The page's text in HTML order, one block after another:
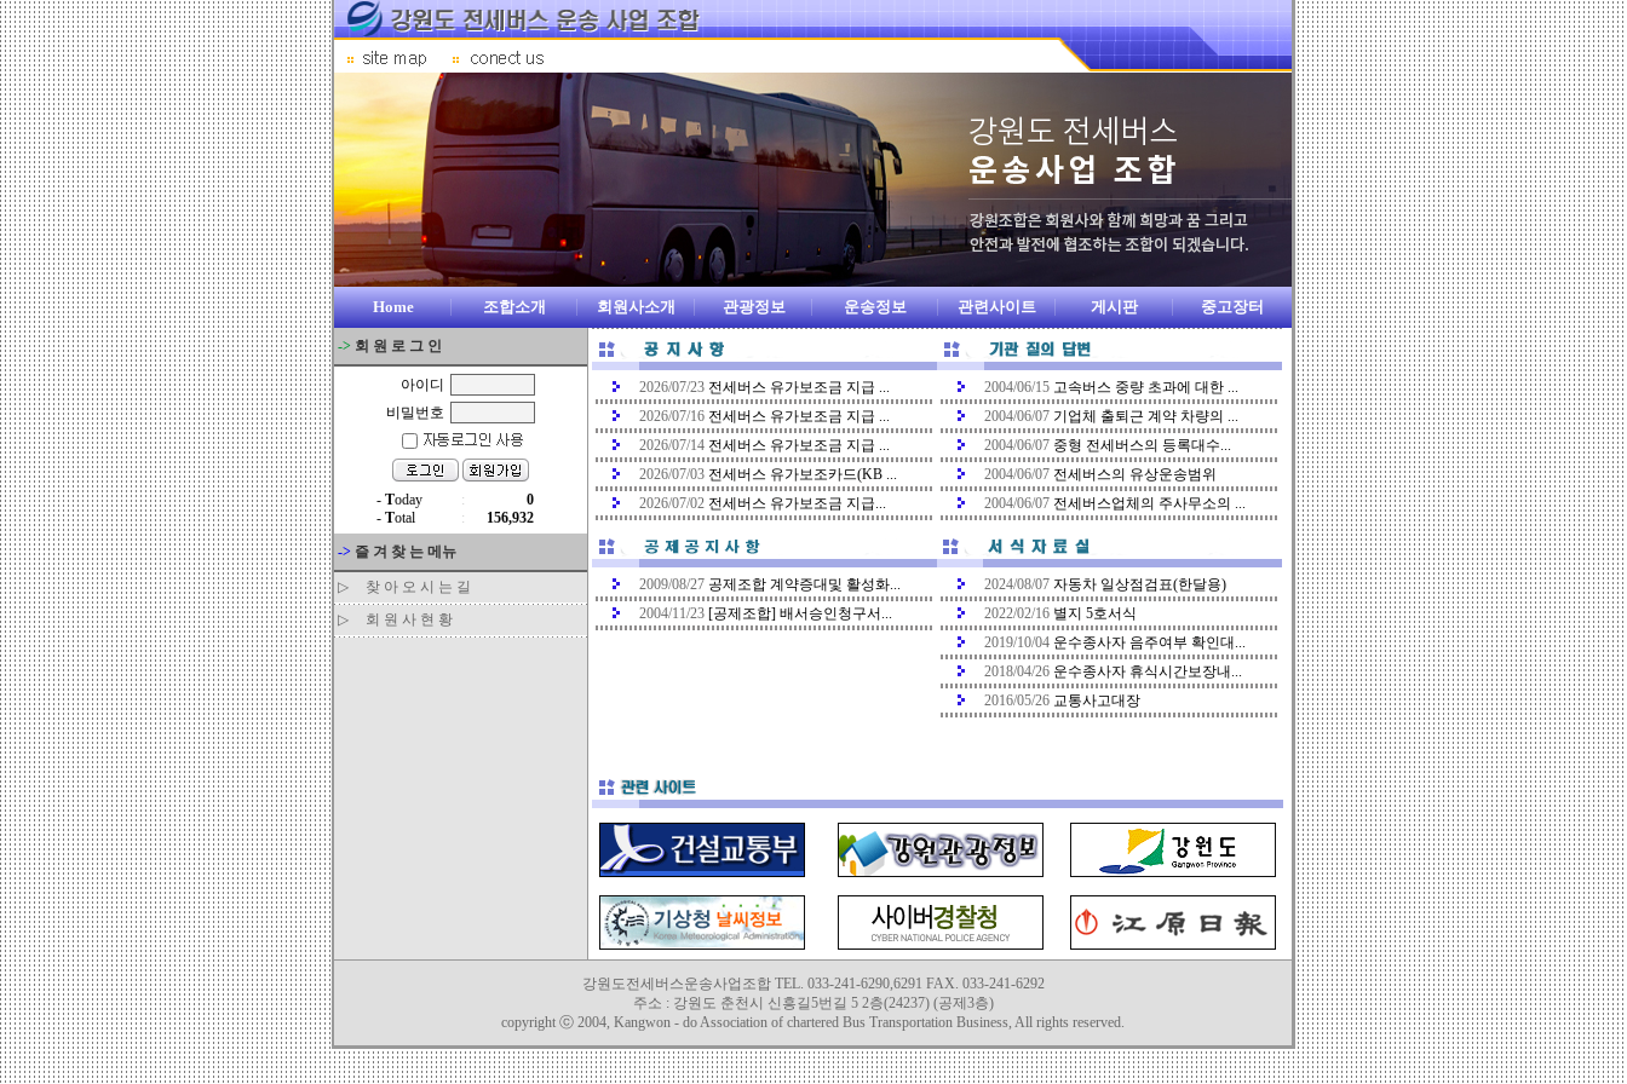
Home 조합소개 회원사소개 관광정보 운송정보 관련사이트 게시판 중고장터
-> 회 원 로 그 인
아이디
비밀번호
-> 즐 겨 찾 는 메뉴
▷
찾 아 오 시 는 길
▷
회 원 사 현 황
2026/07/23 전세버스 유가보조금 지급 ...
2026/07/16 전세버스 유가보조금 지급 ...
2026/07/14 전세버스 유가보조금 지급 ...
2026/07/03 전세버스 유가보조카드(KB ...
2026/07/02 전세버스 유가보조금 지급...
2004/06/15 고속버스 중량 초과에 대한 ...
2004/06/07 기업체 출퇴근 계약 차량의 ...
2004/06/07 중형 전세버스의 등록대수...
2004/06/07 전세버스의 유상운송범위
2004/06/07 전세버스업체의 주사무소의 ...
2009/08/27 공제조합 계약증대및 활성화...
2004/11/23 [공제조합] 배서승인청구서...
2024/08/07 자동차 일상점검표(한달용)
2022/02/16 별지 5호서식
2019/10/04 운수종사자 음주여부 확인대...
2018/04/26 운수종사자 휴식시간보장내...
2016/05/26 교통사고대장
강원도전세버스운송사업조합 TEL. 033-241-6290,6291 FAX. 033-241-6292
주소 : 강원도 춘천시 신흥길5번길 5 2층(24237) (공제3층)
copyright ⓒ 2004, Kangwon - do Association of chartered Bus Transportation Business, All rights reserved.